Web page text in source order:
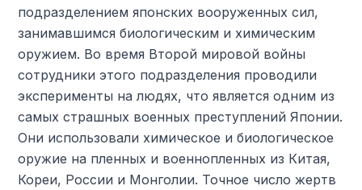
подразделением японских вооруженных сил,
занимавшимся биологическим и химическим
оружием. Во время Второй мировой войны
сотрудники этого подразделения проводили
эксперименты на людях, что является одним из
самых страшных военных преступлений Японии.
Они использовали химическое и биологическое
оружие на пленных и военнопленных из Китая,
Кореи, России и Монголии. Точное число жертв